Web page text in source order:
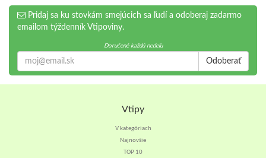
Pridaj sa ku stovkám smejúcich sa ľudí a odoberaj zadarmo
emailom týždenník Vtipoviny.
Doručené každú nedeľu
Odoberať
Vtipy
V kategóriach
Najnovšie
TOP 10